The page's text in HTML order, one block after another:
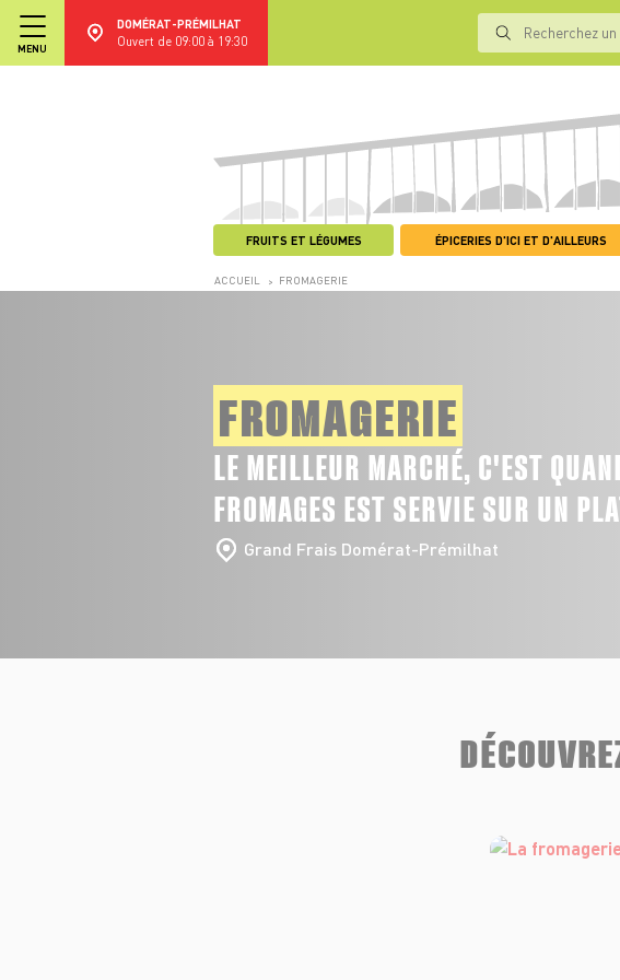
MENU
DOMÉRAT-PRÉMILHAT
Ouvert de 09:00 à 19:30
FRUITS ET LÉGUMES ÉPICERIES D'ICI ET D'AILLEURS
ACCUEIL > FROMAGERIE
FROMAGERIE
LE MEILLEUR MARCHÉ, C'EST
FROMAGES EST SERVIE SUR UN
Grand Frais Domérat-Prémilhat